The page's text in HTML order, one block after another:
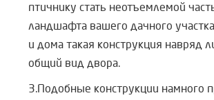
птичнику стать неотъемлемой
ландшафта вашего дачного
и дома такая конструкция навряд
общий вид двора.
3.Подобные конструкции намного